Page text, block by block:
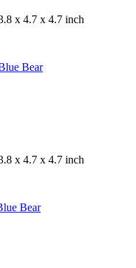
x 4.7 x 4.7 inch
x 4.7 x 4.7 inch